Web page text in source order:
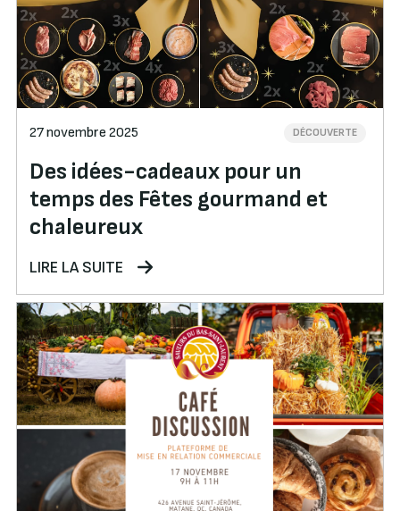
27 novembre 2025 DÉCOUVERTE
Des idées-cadeaux pour un
temps des Fêtes gourmand et
chaleureux
LIRE LA SUITE